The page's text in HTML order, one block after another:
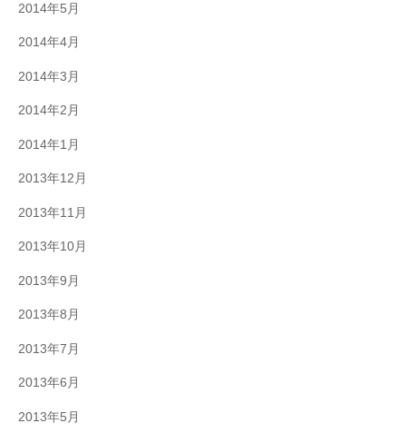
2014年5月
2014年4月
2014年3月
2014年2月
2014年1月
2013年12月
2013年11月
2013年10月
2013年9月
2013年8月
2013年7月
2013年6月
2013年5月